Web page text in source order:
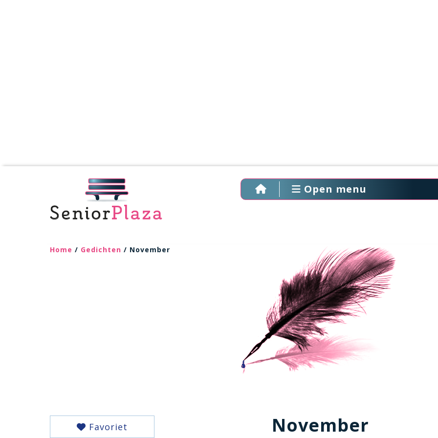
Open menu
Home / Gedichten / November
Favoriet November